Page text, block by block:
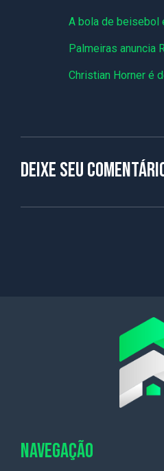
A bola de beisebol
Palmeiras anuncia
Christian Horner é
Deixe seu
NAVEGAÇÃO